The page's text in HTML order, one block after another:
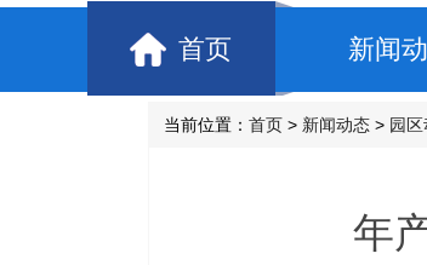
首页 新闻
当前位置： 首页 > 新闻动态 > 园
年